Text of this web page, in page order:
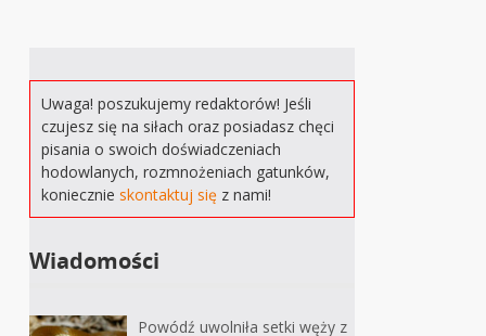
Uwaga! poszukujemy redaktorów! Jeśli
czujesz się na siłach oraz posiadasz chęci
pisania o swoich doświadczeniach
hodowlanych, rozmnożeniach gatunków,
koniecznieskontaktuj się z nami!
Wiadomości
Powódź uwolniła setki węży z